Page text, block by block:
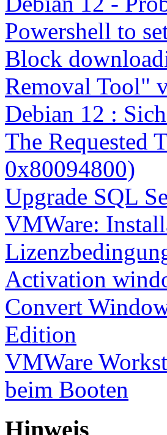
Powershell to
Block
Removal Tool"
Debian 12 :
The Requested
0x80094800)
Upgrade SQL
VMWare:
Activation
Convert
Edition
VMWare
beim Booten
Hinweis